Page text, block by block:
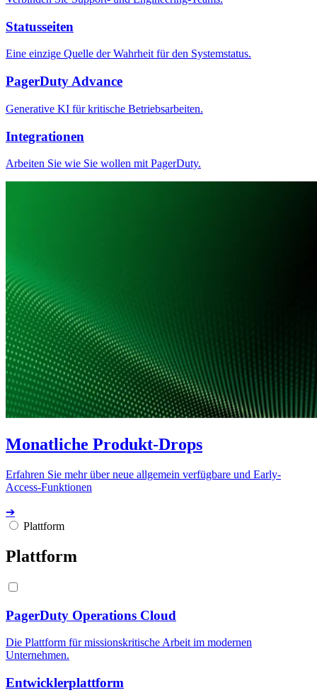
Statusseiten
Eine einzige Quelle der Wahrheit für den Systemstatus.
PagerDuty Advance
Generative KI für kritische Betriebsarbeiten.
Integrationen
Arbeiten Sie wie Sie wollen mit PagerDuty.
Monatliche Produkt-Drops
Erfahren Sie mehr über neue allgemein verfügbare und Early-
Access-Funktionen
➔
Plattform
Plattform
PagerDuty Operations Cloud
Die Plattform für missionskritische Arbeit im modernen
Unternehmen.
Entwicklerplattform